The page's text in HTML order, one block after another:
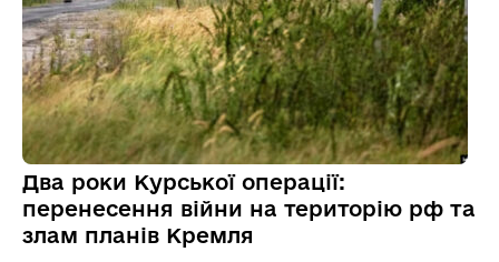
Два роки Курської операції:
перенесення війни на територію рф та
злам планів Кремля